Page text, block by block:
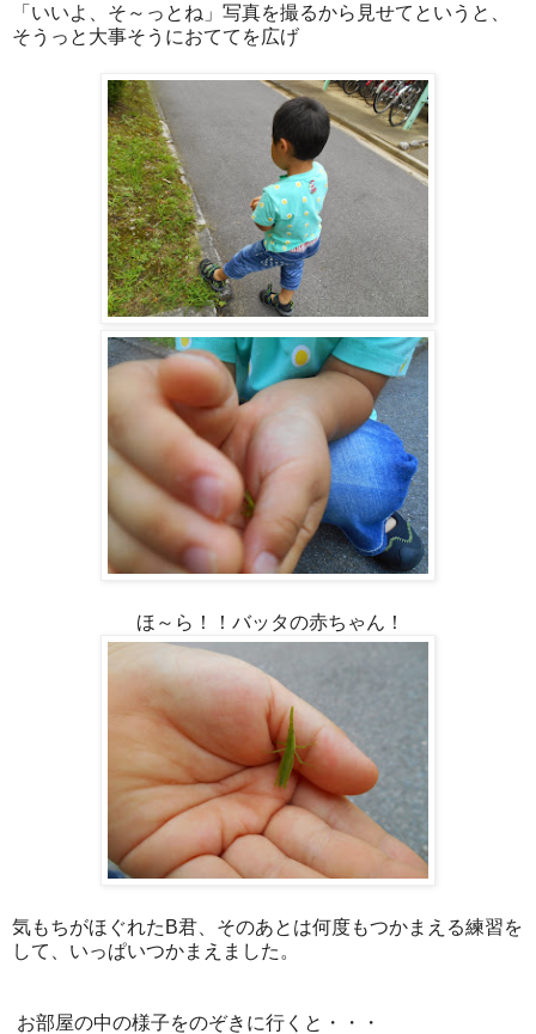
「いいよ、そ～っとね」写真を撮るから見せてというと、
そうっと大事そうにおててを広げ
ほ～ら！！バッタの赤ちゃん！
気もちがほぐれたB君、そのあとは何度もつかまえる練習を
して、いっぱいつかまえました。
お部屋の中の様子をのぞきに行くと・・・